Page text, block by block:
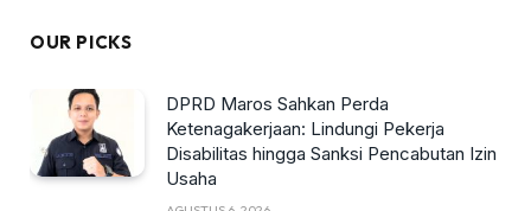
OUR PICKS
DPRD Maros Sahkan Perda
Ketenagakerjaan: Lindungi Pekerja
Disabilitas hingga Sanksi Pencabutan Izin
Usaha